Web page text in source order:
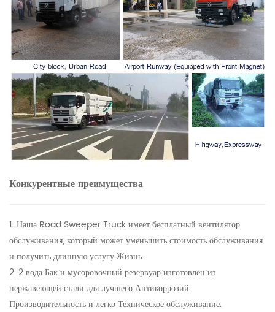
Конкурентные преимущества
1. Наша Road Sweeper Truck имеет бесплатный вентилятор
обслуживания, который может уменьшить стоимость обслуживания
и получить длинную услугу Жизнь.
2. 2 вода Бак и мусоровочный резервуар изготовлен из
нержавеющей стали для лучшего Антикоррозий
Производительность и легко Техническое обслуживание.